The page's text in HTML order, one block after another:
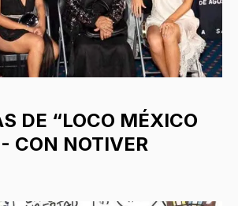
DE “LOCO MÉXICO
CON NOTIVER